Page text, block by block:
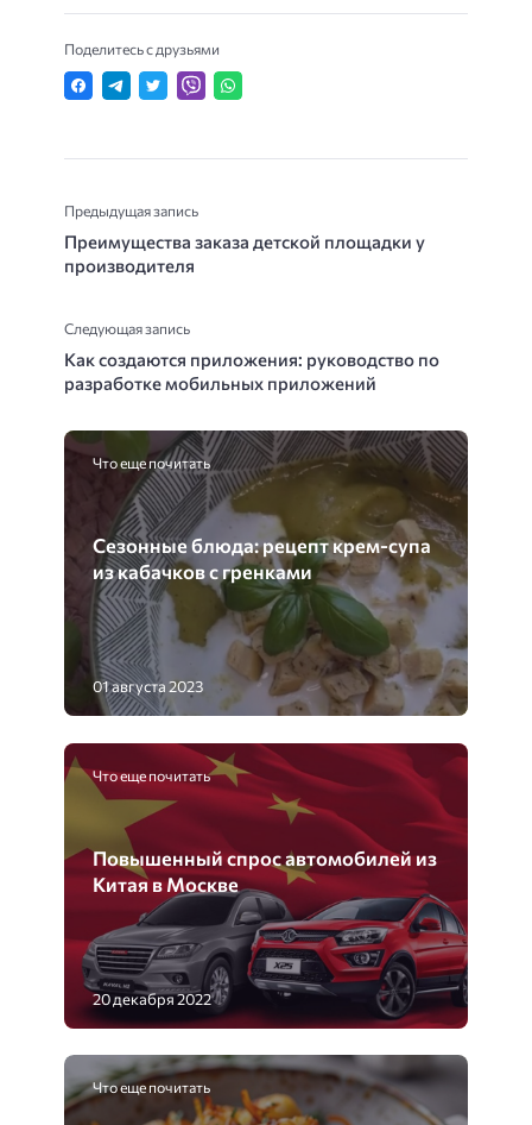
Поделитесь с друзьями
Предыдущая запись
Преимущества заказа детской площадки у
производителя
Следующая запись
Как создаются приложения: руководство по
разработке мобильных приложений
Что еще почитать
Сезонные блюда: рецепт крем-супа
из кабачков с гренками
01 августа 2023
Что еще почитать
Повышенный спрос автомобилей из
Китая в Москве
20 декабря 2022
Что еще почитать